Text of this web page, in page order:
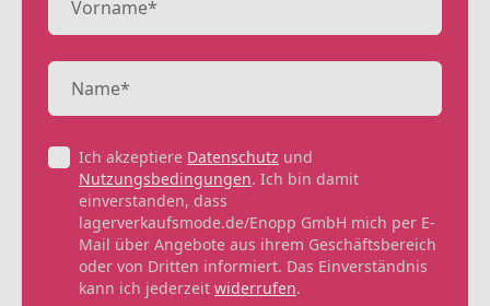
Ich akzeptiere Datenschutz und
Nutzungsbedingungen. Ich bin damit
einverstanden, dass
lagerverkaufsmode.de/Enopp GmbH mich per E-
Mail über Angebote aus ihrem Geschäftsbereich
oder von Dritten informiert. Das Einverständnis
kann ich jederzeit widerrufen.